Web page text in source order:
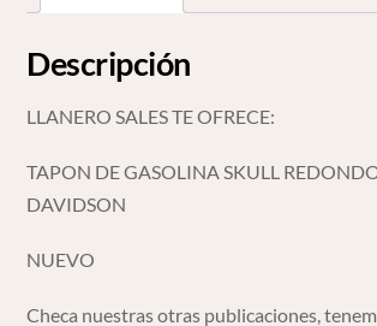
Descripción
LLANERO SALES TE OFRECE:
TAPON DE GASOLINA SKULL
DAVIDSON
NUEVO
Checa nuestras otras publicaciones,